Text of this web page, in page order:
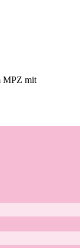
MPZ mit